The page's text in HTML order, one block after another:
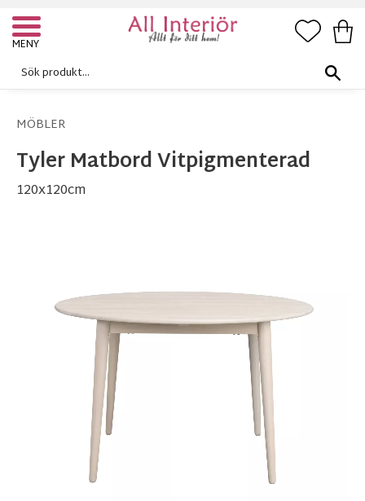
Meny
MÖBLER
Tyler Matbord Vitpigmenterad
120x120cm